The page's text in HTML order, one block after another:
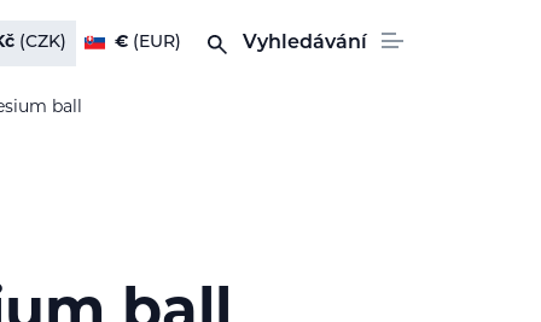
(CZK) € (EUR) Vyhledávání
ball